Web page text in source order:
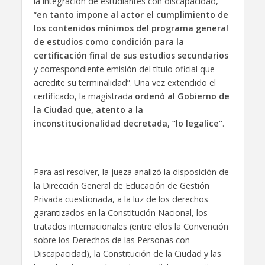
“en tanto impone al actor el cumplimiento de
los contenidos mínimos del programa general
de estudios como condición para la
certificación final de sus estudios secundarios
y correspondiente emisión del título oficial que
acredite su terminalidad”. Una vez extendido el
certificado, la magistrada ordenó al Gobierno de
la Ciudad que, atento a la
inconstitucionalidad decretada, “lo legalice”.
Para así resolver, la jueza analizó la disposición de
la Dirección General de Educación de Gestión
Privada cuestionada, a la luz de los derechos
garantizados en la Constitución Nacional, los
tratados internacionales (entre ellos la Convención
sobre los Derechos de las Personas con
Discapacidad), la Constitución de la Ciudad y las